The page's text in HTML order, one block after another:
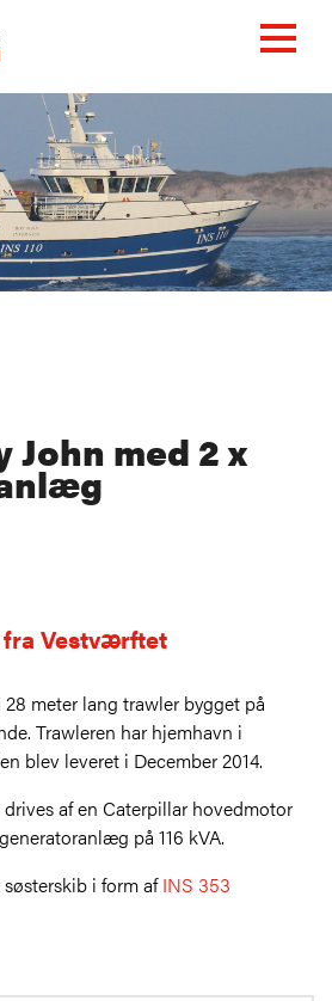
John med 2 x
Vestværftet
28 meter lang trawler bygget på
Trawleren har hjemhavn i
blev leveret i December 2014.
af en Caterpillar hovedmotor
på 116 kVA.
søsterskib i form afINS 353